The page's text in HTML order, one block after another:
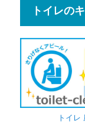
トイレの
トイレ